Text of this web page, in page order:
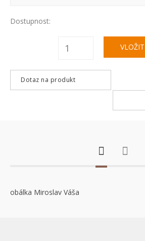
Dostupnost:
Dotaz na produkt
obálka Miroslav Váša